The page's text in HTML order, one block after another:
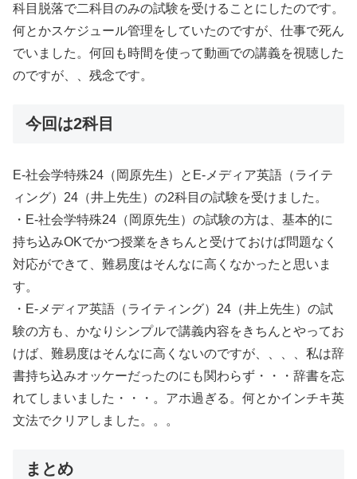
科目脱落で二科目のみの試験を受けることにしたのです。
何とかスケジュール管理をしていたのですが、仕事で死ん
でいました。何回も時間を使って動画での講義を視聴した
のですが、、残念です。
今回は2科目
E-社会学特殊24（岡原先生）とE-メディア英語（ライテ
ィング）24（井上先生）の2科目の試験を受けました。
・E-社会学特殊24（岡原先生）の試験の方は、基本的に
持ち込みOKでかつ授業をきちんと受けておけば問題なく
対応ができて、難易度はそんなに高くなかったと思いま
す。
・E-メディア英語（ライティング）24（井上先生）の試
験の方も、かなりシンプルで講義内容をきちんとやってお
けば、難易度はそんなに高くないのですが、、、、私は辞
書持ち込みオッケーだったのにも関わらず・・・辞書を忘
れてしまいました・・・。アホ過ぎる。何とかインチキ英
文法でクリアしました。。。
まとめ